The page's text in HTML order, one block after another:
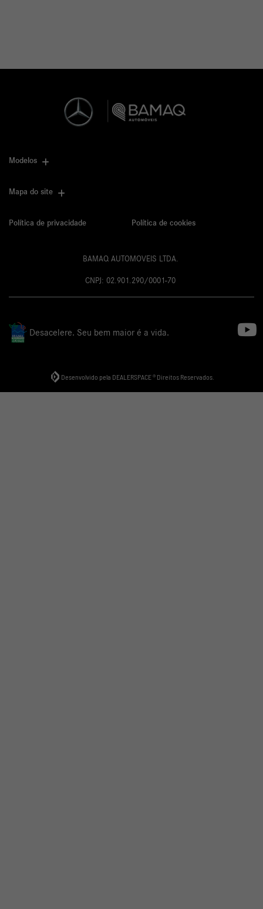
Modelos
Mapa do site
Política de privacidade Política de cookies
BAMAQ AUTOMOVEIS LTDA.
CNPJ: 02.901.290/0001-70
Desacelere. Seu bem maior é a vida.
Desenvolvido pela DEALERSPACE ® Direitos Reservados.